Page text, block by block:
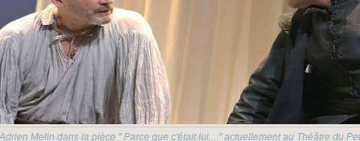
Melin dans la pièce " Parce que c'était lui...." actuellement au Théâtre du